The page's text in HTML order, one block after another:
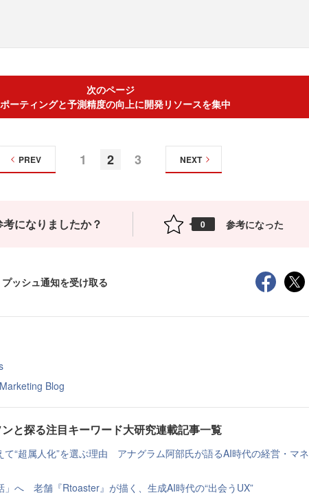
次のページ
ーティングと予測精度の向上に開発リソースを集中
1 2 3
PREV NEXT
になりましたか？ 0 参考になった
プッシュ通知を受け取る
Blog
と探る注目キーワード大研究連載記事一覧
て“超属人化”を選ぶ理由 アナグラム阿部氏が語るAI時代の経営・マネ
」へ 老舗『Rtoaster』が描く、生成AI時代の“出会うUX”